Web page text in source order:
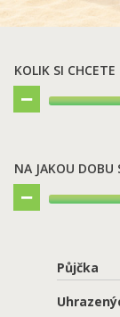
KOLIK SI CHCETE
NA JAKOU DOBU
Půjčka